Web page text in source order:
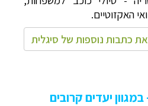
האקזוטיים.
כתבות נוספות של סיגלית
יעדים קרובים